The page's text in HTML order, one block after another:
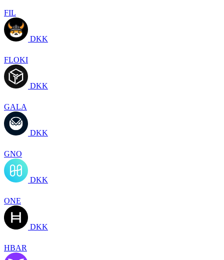
FIL
DKK
FLOKI
DKK
GALA
DKK
GNO
DKK
ONE
DKK
HBAR